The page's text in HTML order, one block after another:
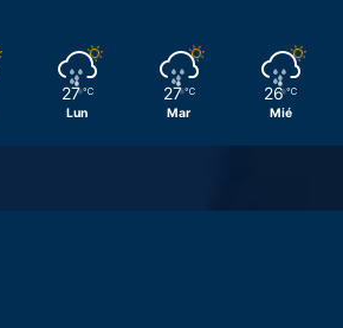
27 ℃
Lun
27 ℃
Mar
26 ℃
Mié